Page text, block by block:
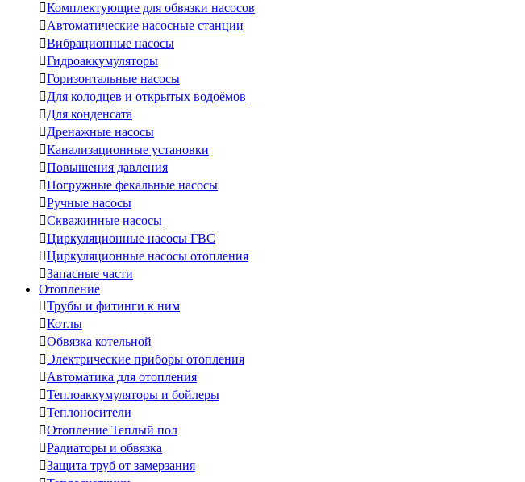
Комплектующие для обвязки насосов
Автоматические насосные станции
Вибрационные насосы
Гидроаккумуляторы
Горизонтальные насосы
Для колодцев и открытых водоёмов
Для конденсата
Дренажные насосы
Канализационные установки
Повышения давления
Погружные фекальные насосы
Ручные насосы
Скважинные насосы
Циркуляционные насосы ГВС
Циркуляционные насосы отопления
Запасные части
Отопление
Трубы и фитинги к ним
Котлы
Обвязка котельной
Электрические приборы отопления
Автоматика для отопления
Теплоаккумуляторы и бойлеры
Теплоносители
Отопление Теплый пол
Радиаторы и обвязка
Защита труб от замерзания